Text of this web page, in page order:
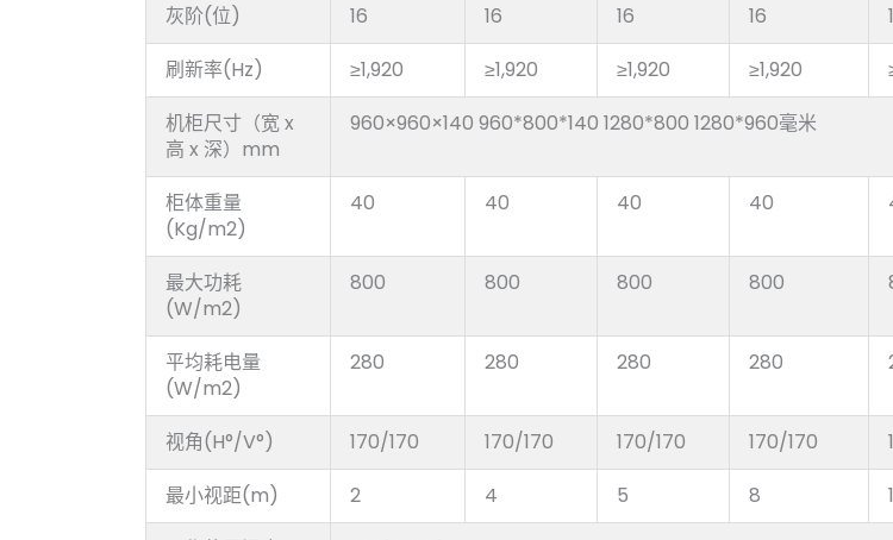
灰阶(位) 16 16 16 16
刷新率(Hz)
≥1,920 ≥1,920 ≥1,920 ≥1,920
机柜尺寸（宽 x
高 x 深）mm
960×960×140 960*800*140 1280*800 1280*960毫米
柜体重量
(Kg/m2)
40 40 40 40
最大功耗
(W/m2)
800 800 800 800
平均耗电量
(W/m2)
280 280 280 280
视角(H°/V°) 170/170 170/170 170/170 170/170
最小视距(m)
2 4 5 8